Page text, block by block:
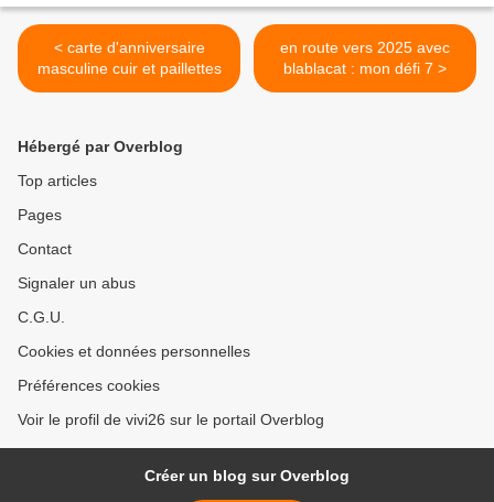
< carte d'anniversaire
masculine cuir et paillettes
en route vers 2025 avec
blablacat : mon défi 7 >
Hébergé par Overblog
Top articles
Pages
Contact
Signaler un abus
C.G.U.
Cookies et données personnelles
Préférences cookies
Voir le profil de vivi26 sur le portail Overblog
Créer un blog sur Overblog